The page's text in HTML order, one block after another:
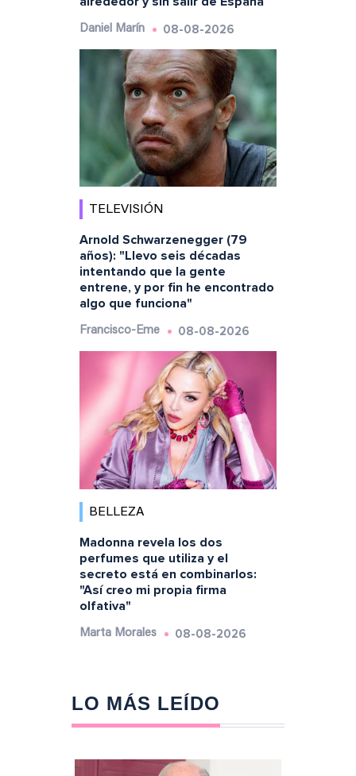
Daniel Marín 08-08-2026
TELEVISIÓN
Arnold Schwarzenegger (79
años): "Llevo seis décadas
intentando que la gente
entrene, y por fin he encontrado
algo que funciona"
Francisco-Eme 08-08-2026
BELLEZA
Madonna revela los dos
perfumes que utiliza y el
secreto está en combinarlos:
"Así creo mi propia firma
olfativa"
Marta Morales 08-08-2026
LO MÁS LEÍDO